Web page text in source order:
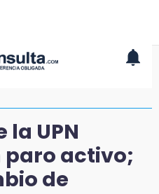
la UPN
paro activo;
de